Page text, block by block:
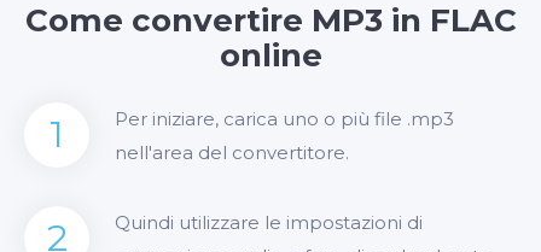
Come convertire MP3 in FLAC
online
1
Per iniziare, carica uno o più file .mp3
nell'area del convertitore.
2
Quindi utilizzare le impostazioni di